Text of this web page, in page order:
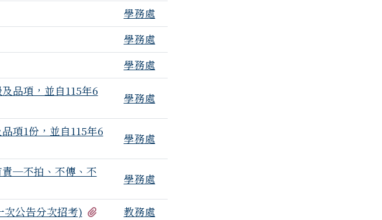
學務處
學務處
學務處
品項，並自115年6
學務處
項1份，並自115年6
學務處
─不拍、不傳、不
學務處
次公告分次招考) 有1個附檔
教務處